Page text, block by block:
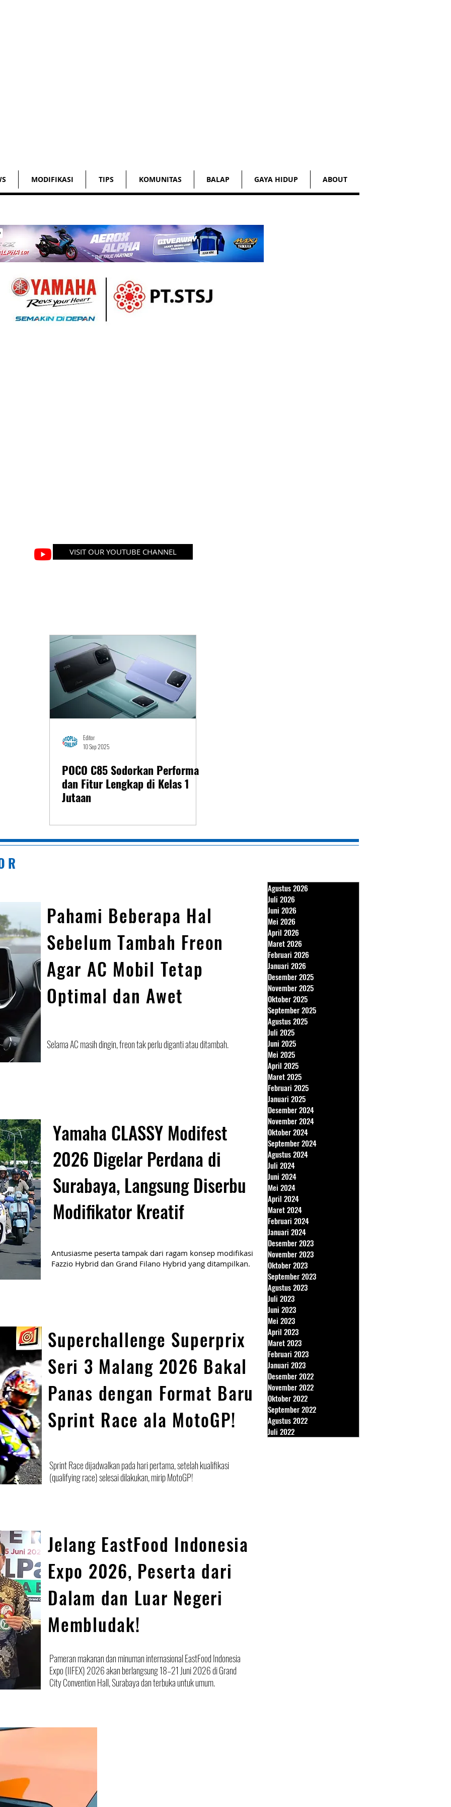
MODIFIKASI TIPS KOMUNITAS BALAP GAYA HIDUP ABOUT
VISIT OUR YOUTUBE CHANNEL
Editor
10 Sep 2025
POCO C85 Sodorkan Performa
dan Fitur Lengkap di Kelas 1
Jutaan
R
Pahami Beberapa Hal
Sebelum Tambah Freon
Agar AC Mobil Tetap
Optimal dan Awet
Selama AC masih dingin, freon tak perlu diganti atau ditambah.
Yamaha CLASSY Modifest
2026 Digelar Perdana di
Surabaya, Langsung Diserbu
Modifikator Kreatif
Antusiasme peserta tampak dari ragam konsep modifikasi
Fazzio Hybrid dan Grand Filano Hybrid yang ditampilkan.
Superchallenge Superprix
Seri 3 Malang 2026 Bakal
Panas dengan Format Baru
Sprint Race ala MotoGP!
Sprint Race dijadwalkan pada hari pertama, setelah kualifikasi
(qualifying race) selesai dilakukan, mirip MotoGP!
Jelang EastFood Indonesia
Expo 2026, Peserta dari
Dalam dan Luar Negeri
Membludak!
Pameran makanan dan minuman internasional EastFood Indonesia
Expo (IIFEX) 2026 akan berlangsung 18–21 Juni 2026 di Grand
City Convention Hall, Surabaya dan terbuka untuk umum.
Agustus 2026
Juli 2026
Juni 2026
Mei 2026
April 2026
Maret 2026
Februari 2026
Januari 2026
Desember 2025
November 2025
Oktober 2025
September 2025
Agustus 2025
Juli 2025
Juni 2025
Mei 2025
April 2025
Maret 2025
Februari 2025
Januari 2025
Desember 2024
November 2024
Oktober 2024
September 2024
Agustus 2024
Juli 2024
Juni 2024
Mei 2024
April 2024
Maret 2024
Februari 2024
Januari 2024
Desember 2023
November 2023
Oktober 2023
September 2023
Agustus 2023
Juli 2023
Juni 2023
Mei 2023
April 2023
Maret 2023
Februari 2023
Januari 2023
Desember 2022
November 2022
Oktober 2022
September 2022
Agustus 2022
Juli 2022